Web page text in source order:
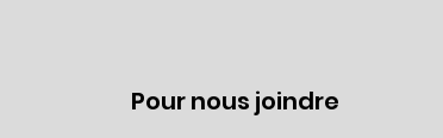
Pour nous joindre